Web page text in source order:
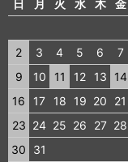
日
月 火 水 木 金
2
3 4 5 6 7
9
10 11 12 13 14
16
17 18 19 20 21
23 24 25 26 27 28
30
31